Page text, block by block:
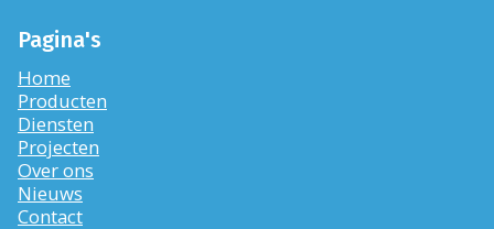
Pagina's
Home
Producten
Diensten
Projecten
Over ons
Nieuws
Contact